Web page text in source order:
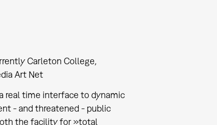
Carleton College,
Art Net
real time interface to dynamic
- and threatened - public
the facility for »total